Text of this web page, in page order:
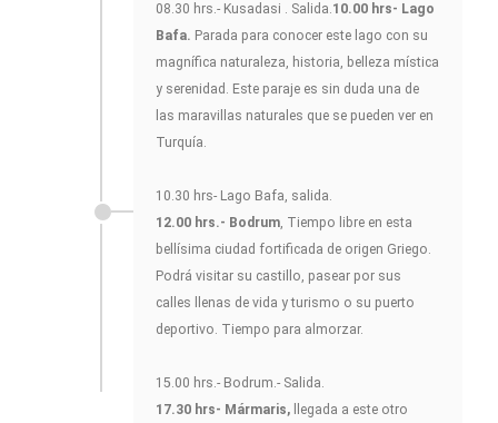
08.30 hrs.- Kusadasi . Salida.10.00 hrs- Lago
Bafa. Parada para conocer este lago con su
magnífica naturaleza, historia, belleza mística
y serenidad. Este paraje es sin duda una de
las maravillas naturales que se pueden ver en
Turquía.
10.30 hrs- Lago Bafa, salida.
12.00 hrs.- Bodrum, Tiempo libre en esta
bellísima ciudad fortificada de origen Griego.
Podrá visitar su castillo, pasear por sus
calles llenas de vida y turismo o su puerto
deportivo. Tiempo para almorzar.
15.00 hrs.- Bodrum.- Salida.
17.30 hrs- Mármaris, llegada a este otro